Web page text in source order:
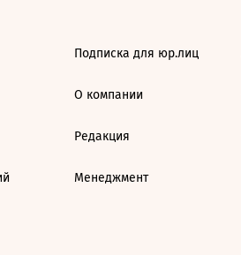
Подписка для юр.лиц
О компании
Редакция
Менеджмент